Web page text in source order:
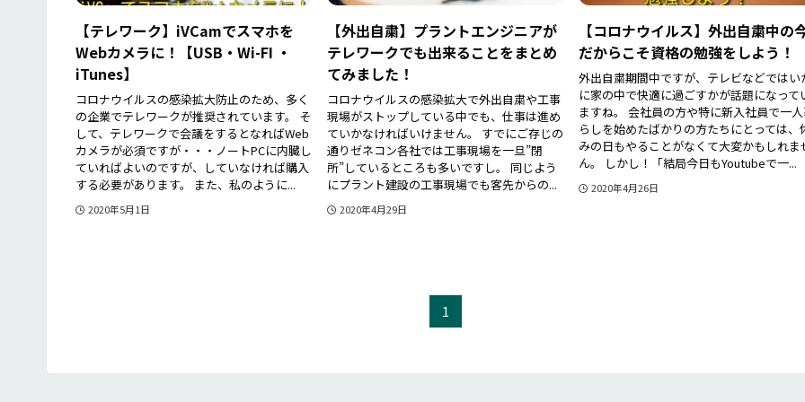
【テレワーク】iVCamでスマホを
Webカメラに！【USB・Wi-FI ・
iTunes】
コロナウイルスの感染拡大防止のため、多く
の企業でテレワークが推奨されています。 そ
して、テレワークで会議をするとなればWeb
カメラが必須ですが・・・ノートPCに内臓し
ていればよいのですが、していなければ購入
する必要があります。 また、私のように...
2020年5月1日
【外出自粛】プラントエンジニアが
テレワークでも出来ることをまとめ
てみました！
コロナウイルスの感染拡大で外出自粛や工事
現場がストップしている中でも、仕事は進め
ていかなければいけません。 すでにご存じの
通りゼネコン各社では工事現場を一旦”閉
所”しているところも多いですし。 同じよう
にプラント建設の工事現場でも客先からの...
2020年4月29日
【コロナウイルス】外出自粛中の
だからこそ資格の勉強をしよう！
外出自粛期間中ですが、テレビなどではい
に家の中で快適に過ごすかが話題になって
ますね。 会社員の方や特に新入社員で一
らしを始めたばかりの方たちにとっては、
みの日もやることがなくて大変かもしれま
ん。 しかし！「結局今日もYoutubeで一...
2020年4月26日
1